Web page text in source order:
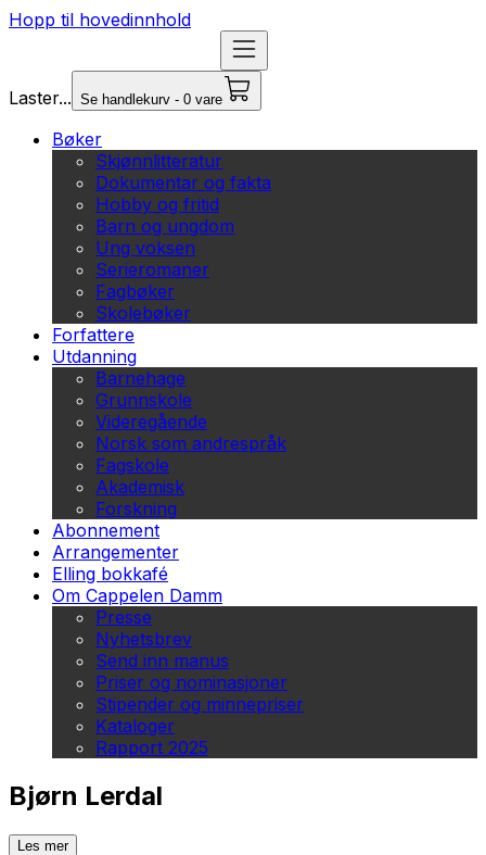
Hopp til hovedinnhold
Laster... Se handlekurv - 0 vare
Bøker
Skjønnlitteratur
Dokumentar og fakta
Hobby og fritid
Barn og ungdom
Ung voksen
Serieromaner
Fagbøker
Skolebøker
Forfattere
Utdanning
Barnehage
Grunnskole
Videregående
Norsk som andrespråk
Fagskole
Akademisk
Forskning
Abonnement
Arrangementer
Elling bokkafé
Om Cappelen Damm
Presse
Nyhetsbrev
Send inn manus
Priser og nominasjoner
Stipender og minnepriser
Kataloger
Rapport 2025
Bjørn Lerdal
Les mer